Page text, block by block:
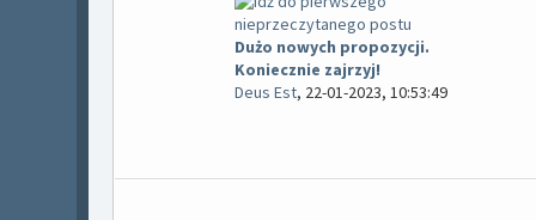
Dużo nowych propozycji.
Koniecznie zajrzyj!
Deus Est, 22-01-2023, 10:53:49